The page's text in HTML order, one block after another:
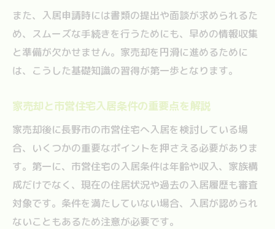
家売却を安全に進めるための基本ステップ
家売却と入居条件のバランスを取る方法
家売却時に注意したい安全対策の具体例
家売却で安心を得るための専門家活用法
入居条件と家売却のトラブル回避ポイント
家売却時に多い入居条件トラブルの傾向
家売却で避けるべき入居条件の主な誤解
家売却と入居条件のトラブル事例と対策
家売却をめぐる入居条件の相談事例から学
ぶ
また、入居申請時には書類の提出や面談が求められるた
め、スムーズな手続きを行うためにも、早めの情報収集
と準備が欠かせません。家売却を円滑に進めるために
は、こうした基礎知識の習得が第一歩となります。
家売却と市営住宅入居条件の重要点を解説
家売却後に長野市の市営住宅へ入居を検討している場
合、いくつかの重要なポイントを押さえる必要がありま
す。第一に、市営住宅の入居条件は年齢や収入、家族構
成だけでなく、現在の住居状況や過去の入居履歴も審査
対象です。条件を満たしていない場合、入居が認められ
ないこともあるため注意が必要です。